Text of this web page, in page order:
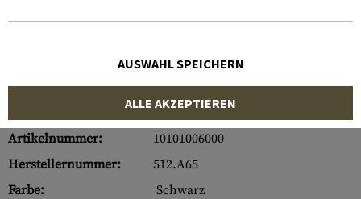
Artikelnummer:
10101006000
Herstellernummer:
512.A65
Farbe:
Schwarz
AUSWAHL SPEICHERN
ALLE AKZEPTIEREN